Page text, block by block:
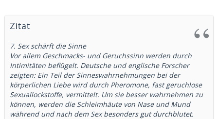
Zitat
7. Sex schärft die Sinne
Vor allem Geschmacks- und Geruchssinn werden durch
Intimitäten beflügelt. Deutsche und englische Forscher
zeigten: Ein Teil der Sinneswahrnehmungen bei der
körperlichen Liebe wird durch Pheromone, fast geruchlose
Sexuallockstoffe, vermittelt. Um sie besser wahrnehmen zu
können, werden die Schleimhäute von Nase und Mund
während und nach dem Sex besonders gut durchblutet.